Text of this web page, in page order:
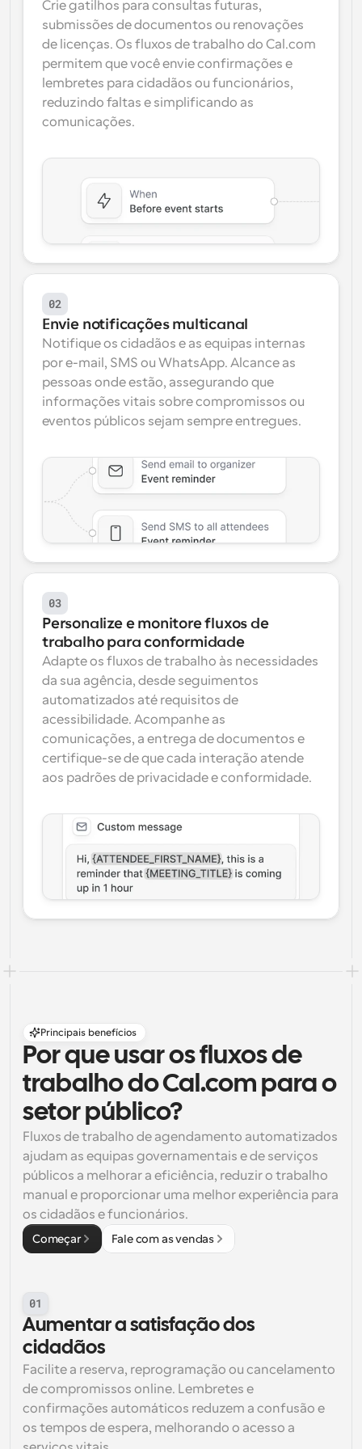
Crie gatilhos para consultas futuras,
submissões de documentos ou renovações
de licenças. Os fluxos de trabalho do Cal.com
permitem que você envie confirmações e
lembretes para cidadãos ou funcionários,
reduzindo faltas e simplificando as
comunicações.
02
Envie notificações multicanal
Notifique os cidadãos e as equipas internas
por e-mail, SMS ou WhatsApp. Alcance as
pessoas onde estão, assegurando que
informações vitais sobre compromissos ou
eventos públicos sejam sempre entregues.
03
Personalize e monitore fluxos de
trabalho para conformidade
Adapte os fluxos de trabalho às necessidades
da sua agência, desde seguimentos
automatizados até requisitos de
acessibilidade. Acompanhe as
comunicações, a entrega de documentos e
certifique-se de que cada interação atende
aos padrões de privacidade e conformidade.
Principais benefícios
Por que usar os fluxos de
trabalho do Cal.com para o
setor público?
Fluxos de trabalho de agendamento automatizados
ajudam as equipas governamentais e de serviços
públicos a melhorar a eficiência, reduzir o trabalho
manual e proporcionar uma melhor experiência para
os cidadãos e funcionários.
Começar Fale com as vendas
01
Aumentar a satisfação dos
cidadãos
Facilite a reserva, reprogramação ou cancelamento
de compromissos online. Lembretes e
confirmações automáticos reduzem a confusão e
os tempos de espera, melhorando o acesso a